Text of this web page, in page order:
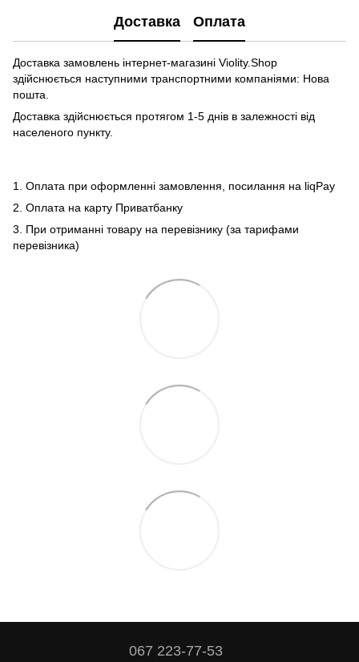
Доставка Оплата
Доставка замовлень інтернет-магазині Violity.Shop
здійснюється наступними транспортними компаніями: Нова
пошта.
Доставка здійснюється протягом 1-5 днів в залежності від
населеного пункту.
1. Оплата при оформленні замовлення, посилання на liqPay
2. Оплата на карту Приватбанку
3. При отриманні товару на перевізнику (за тарифами
перевізника)
067 223-77-53